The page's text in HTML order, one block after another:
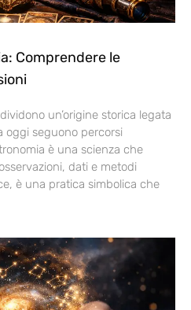
Comprendere le
un’origine storica legata
oggi seguono percorsi
è una scienza che
dati e metodi
è una pratica simbolica che